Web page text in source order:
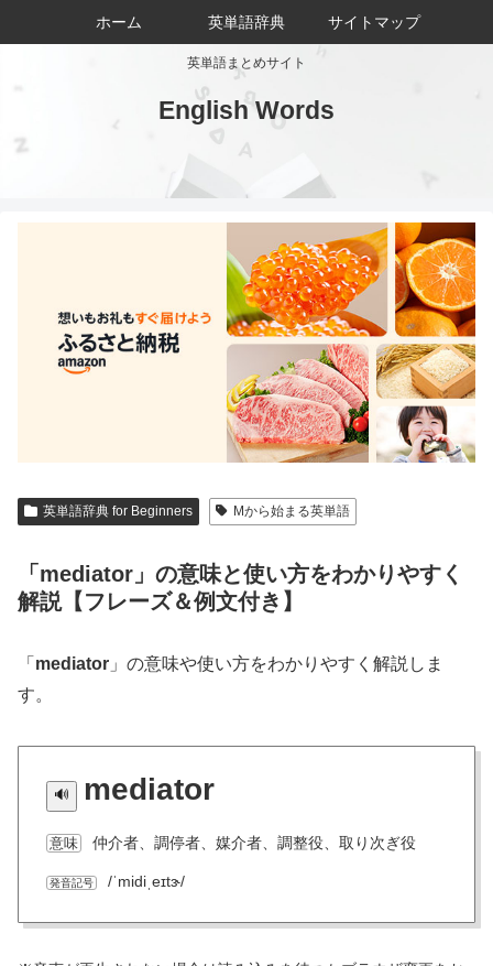
英単語まとめサイト
English Words
ホーム 英単語辞典 サイトマップ
英単語辞典 for Beginners Mから始まる英単語
「mediator」の意味と使い方をわかりやすく
解説【フレーズ＆例文付き】
「 mediator 」の意味や使い方をわかりやすく解説しま
す。
mediator
意味 仲介者、調停者、媒介者、調整役、取り次ぎ役
発音記号 /ˈmidiˌeɪtɝ/